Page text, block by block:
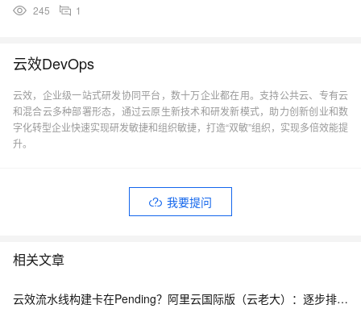
245 1
云效DevOps
云效，企业级一站式研发协同平台，数十万企业都在用。支持公共云、专有云
和混合云多种部署形态，通过云原生新技术和研发新模式，助力创新创业和数
字化转型企业快速实现研发敏捷和组织敏捷，打造“双敏”组织，实现多倍效能提
升。
我要提问
相关文章
云效流水线构建卡在Pending？阿里云国际版（云老大）：逐步排查构建集群、并发与缓存